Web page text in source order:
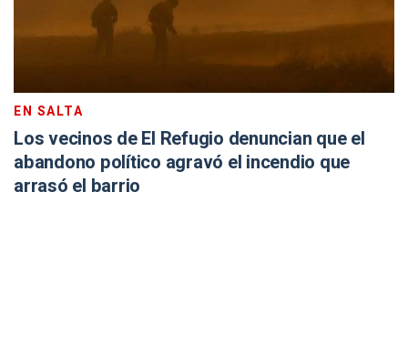
EN SALTA
Los vecinos de El Refugio denuncian que el
abandono político agravó el incendio que
arrasó el barrio